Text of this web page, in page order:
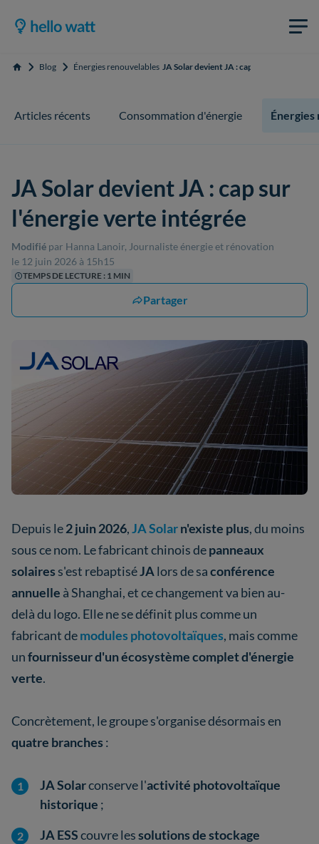
Accueil Blog Énergies renouvelables JA Solar devient JA : cap sur l'énergie
Articles récents Consommation d'énergie
JA Solar devient JA : cap sur
l'énergie verte intégrée
Modifié par Hanna Lanoir, Journaliste énergie et rénovation
le 12 juin 2026 à 15h15
TEMPS DE LECTURE : 1 MIN
Partager
Depuis le2 juin 2026,JA Solarn'existe plus, du moins
sous ce nom. Le fabricant chinois depanneaux
solaires s'est rebaptiséJA lors de saconférence
annuelle à Shanghai, et ce changement va bien au-
delà du logo. Elle ne se définit plus comme un
fabricant demodules photovoltaïques, mais comme
unfournisseur d'un écosystème complet d'énergie
verte.
Concrètement, le groupe s'organise désormais en
quatre branches :
JA Solarconserve l'activité photovoltaïque
historique ;
JA ESScouvre lessolutions de stockage